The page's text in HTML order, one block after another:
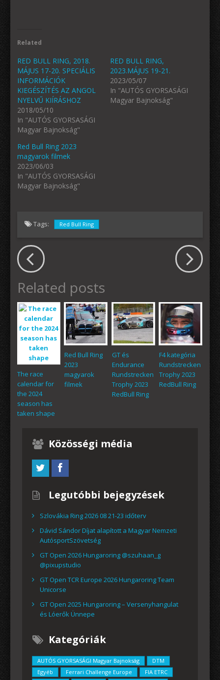
Related
RED BULL RING, 2018.
MÁJUS 17-20. SPECIÁLIS
INFORMÁCIÓK
KIEGÉSZÍTÉS AZ ANGOL
NYELVŰ KIÍRÁSHOZ
2018/05/10
In "AUTÓS GYORSASÁGI
Magyar Bajnokság"
RED BULL RING,
2023.MÁJUS 19-21.
2023/05/07
In "AUTÓS GYORSASÁGI
Magyar Bajnokság"
Red Bull Ring 2023
magyarok filmek
2023/06/03
In "AUTÓS GYORSASÁGI
Magyar Bajnokság"
Tags: Red Bull Ring
Related posts
The race
calendar for
the 2024
season has
taken shape
Red Bull Ring
2023
magyarok
filmek
GT és
Endurance
Rundstrecken
Trophy 2023
RedBull Ring
F4 kategória
Rundstrecken
Trophy 2023
RedBull Ring
Közösségi média
Legutóbbi bejegyzések
Szlovákia Ring 2026 08 21-23 időterv
Dávid Sándor Díjat alapított a Magyar Nemzeti
AutósportSzövetség
GT Open 2026 Hungaroring @szuhaan_g
@pixupstudio
GT Open TCR Europe 2026 Hungaroring Team
Unicorse
GT Open 2025 Hungaroring – Versenyhangulat
és Lóerők Ünnepe
Kategóriák
AUTÓS GYORSASÁGI Magyar Bajnokság
DTM
Egyéb
Ferrari Challenge Europe
FIA ETRC